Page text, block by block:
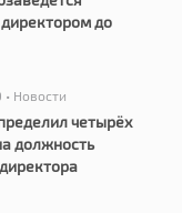
до
• Новости
четырёх
должность